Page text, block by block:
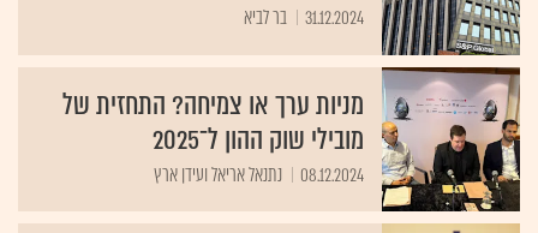
31.12.2024 בר לביא
מניות ערך או צמיחה? התחזית של
מובילי שוק ההון ל־2025
08.12.2024 נתנאל אריאל ועידן ארץ